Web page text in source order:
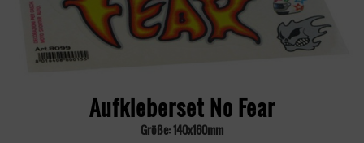
Aufkleberset No Fear
Größe: 140x160mm